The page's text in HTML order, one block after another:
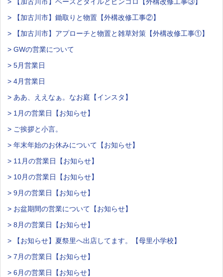
> 【加古川市】鋤取りと物置【外構改修工事②】
> 【加古川市】アプローチと物置と雑草対策【外構改修工事①】
> GWの営業について
> 5月営業日
> 4月営業日
> ああ、ええなぁ。なお庭【インスタ】
> 1月の営業日【お知らせ】
> ご挨拶と小言。
> 年末年始のお休みについて【お知らせ】
> 11月の営業日【お知らせ】
> 10月の営業日【お知らせ】
> 9月の営業日【お知らせ】
> お盆期間の営業について【お知らせ】
> 8月の営業日【お知らせ】
> 【お知らせ】夏祭里へ出店してます。【母里小学校】
> 7月の営業日【お知らせ】
> 6月の営業日【お知らせ】